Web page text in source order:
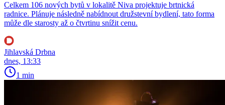
Celkem 106 nových bytů v lokalitě Niva projektuje brtnická
radnice. Plánuje následně nabídnout družstevní bydlení, tato forma
může dle starosty až o čtvrtinu snížit cenu.
Jihlavská Drbna
dnes, 13:33
1 min